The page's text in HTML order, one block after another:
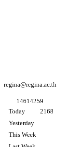
regina@regina.ac.th
1 461 4259
Today
Yesterday
This Week
2168